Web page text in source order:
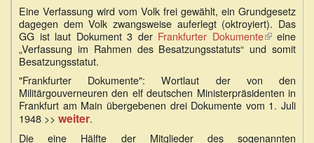
Eine Verfassung wird vom Volk frei gewählt, ein Grundgesetz
dagegen dem Volk zwangsweise auferlegt (oktroyiert). Das
GG ist laut Dokument 3 der Frankfurter Dokumente(Link
ist
eine
„Verfassung im Rahmen des Besatzungsstatuts“ und somit
Besatzungsstatut.
"Frankfurter Dokumente": Wortlaut der von den
Militärgouverneuren den elf deutschen Ministerpräsidenten in
Frankfurt am Main übergebenen drei Dokumente vom 1. Juli
1948 >> weiter.
Die eine Hälfte der Mitglieder des sogenannten